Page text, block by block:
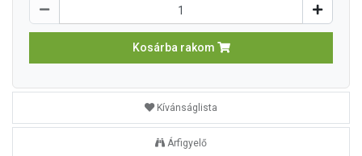
Kosárba rakom
Kívánságlista
Árfigyelő